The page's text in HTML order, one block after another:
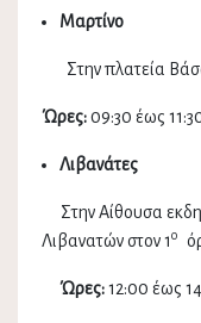
Μαρτίνο
Στην πλατεία
Ώρες:09:30 έως
Λιβανάτες
Στην Αίθουσα
Λιβανατών στον 1ο
Ώρες:12:00 έως